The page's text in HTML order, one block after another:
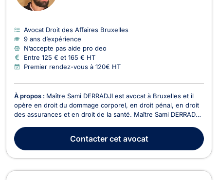
Avocat Droit des Affaires Bruxelles
9 ans d’expérience
N’accepte pas aide pro deo
Entre 125 € et 165 € HT
Premier rendez-vous à 120€ HT
À propos : Maître Sami DERRADJI est avocat à Bruxelles et il
opère en droit du dommage corporel, en droit pénal, en droit
des assurances et en droit de la santé. Maître Sami DERRADJI
suite à un accident, une agression ou une erreur médicale.
Son objectif est de vous accompagn...
Contactercet avocat